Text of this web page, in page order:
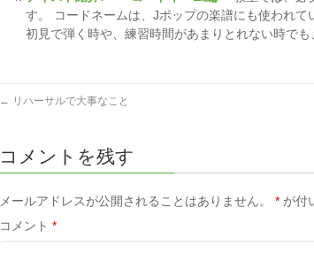
す。 コードネームは、Jポップの楽譜にも使われて
初見で弾く時や、練習時間があまりとれない時でも
← リハーサルで大事なこと
コメントを残す
メールアドレスが公開されることはありません。 * が付
コメント *